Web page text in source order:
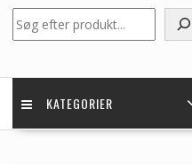
KATEGORIER